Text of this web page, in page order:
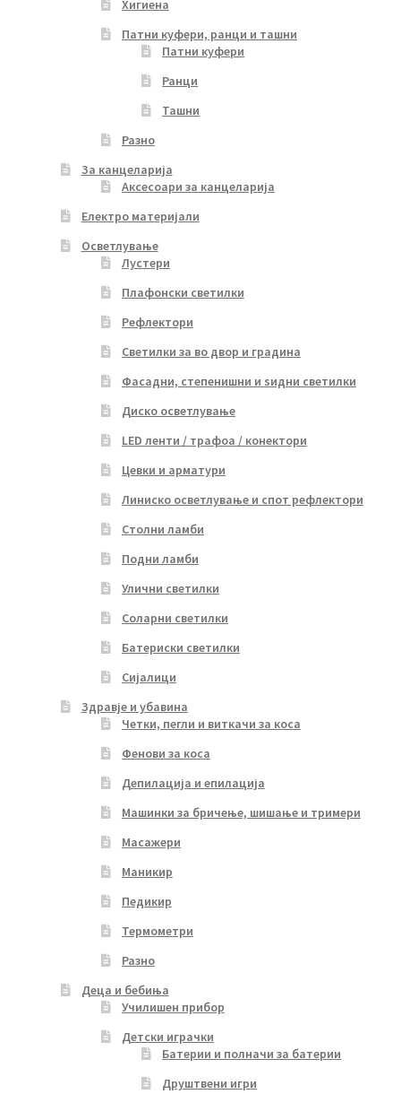
Хигиена
Патни куфери, ранци и ташни
Патни куфери
Ранци
Ташни
Разно
За канцеларија
Аксесоари за канцеларија
Електро материјали
Осветлување
Лустери
Плафонски светилки
Рефлектори
Светилки за во двор и градина
Фасадни, степенишни и ѕидни светилки
Диско осветлување
LED ленти / трафоа / конектори
Цевки и арматури
Линиско осветлување и спот рефлектори
Столни ламби
Подни ламби
Улични светилки
Соларни светилки
Батериски светилки
Сијалици
Здравје и убавина
Четки, пегли и виткачи за коса
Фенови за коса
Депилација и епилација
Машинки за бричење, шишање и тримери
Масажери
Маникир
Педикир
Термометри
Разно
Деца и бебиња
Училишен прибор
Детски играчки
Батерии и полначи за батерии
Друштвени игри